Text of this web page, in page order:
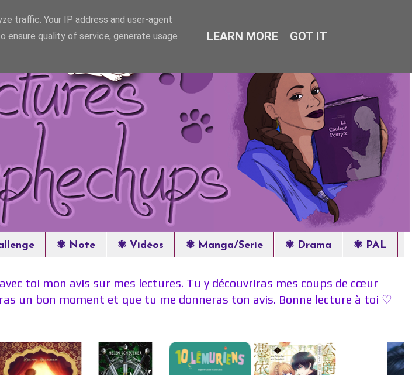
✾ Note ✾ Vidéos ✾ Manga/Serie ✾ Drama ✾ PAL
toi mon avis sur mes lectures. Tu y découvriras mes coups de cœur
un bon moment et que tu me donneras ton avis. Bonne lecture à toi ♡
traffic. Your IP address and user-agent
ensure quality of service, generate usage
LEARN MORE GOT IT